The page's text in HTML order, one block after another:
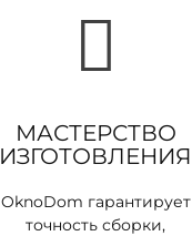
МАСТЕРСТВО
ИЗГОТОВЛЕНИЯ
OknoDom гарантирует
точность сборки,